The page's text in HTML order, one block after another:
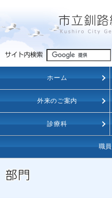
ホーム
外来のご案内
診療科
職